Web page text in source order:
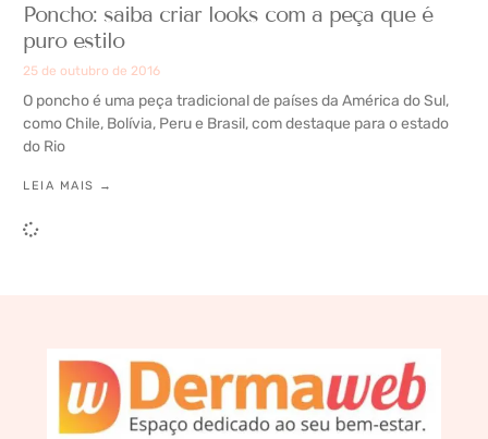
Poncho: saiba criar looks com a peça que é
puro estilo
25 de outubro de 2016
O poncho é uma peça tradicional de países da América do Sul,
como Chile, Bolívia, Peru e Brasil, com destaque para o estado
do Rio
LEIA MAIS →